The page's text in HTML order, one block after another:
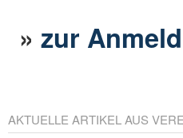
»zur
AKTUELLE ARTIKEL AUS